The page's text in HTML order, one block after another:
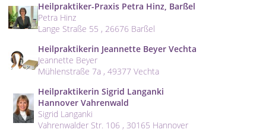
Heilpraktiker-Praxis Petra Hinz, Barßel
Petra Hinz
Lange Straße 55 , 26676 Barßel
Heilpraktikerin Jeannette Beyer Vechta
Jeannette Beyer
Mühlenstraße 7a , 49377 Vechta
Heilpraktikerin Sigrid Langanki
Hannover Vahrenwald
Sigrid Langanki
Vahrenwalder Str. 106 , 30165 Hannover